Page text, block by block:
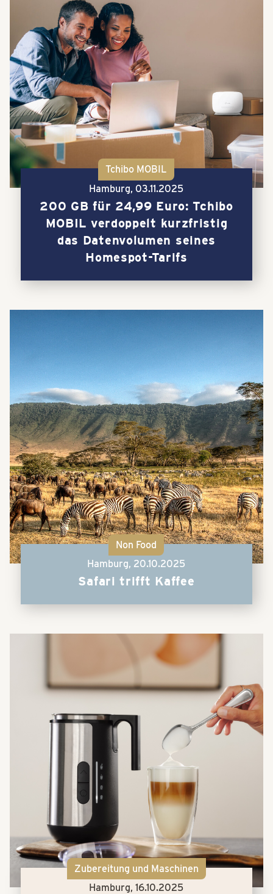
Tchibo MOBIL
Hamburg, 03.11.2025
200 GB für 24,99 Euro: Tchibo
MOBIL verdoppelt kurzfristig
das Datenvolumen seines
Homespot-Tarifs
Non Food
Hamburg, 20.10.2025
Safari trifft Kaffee
Zubereitung und Maschinen
Hamburg,16.10.2025